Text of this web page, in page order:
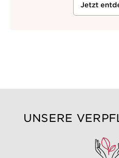
Jetzt
UNSERE